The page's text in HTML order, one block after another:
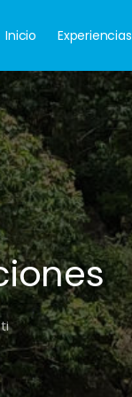
Menu
principal
Inicio Experiencias